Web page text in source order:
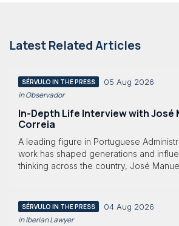
Latest Related Articles
SÉRVULO IN THE PRESS 05 Aug 2026
in Observador
In-Depth Life Interview with José
Correia
A leading figure in Portuguese
work has shaped generations and
thinking across the country, José
SÉRVULO IN THE PRESS 04 Aug 2026
in Iberian Lawyer